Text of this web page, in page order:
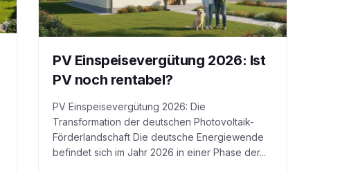
PV Einspeisevergütung 2026: Ist
PV noch rentabel?
PV Einspeisevergütung 2026: Die
Transformation der deutschen Photovoltaik-
Förderlandschaft Die deutsche Energiewende
befindet sich im Jahr 2026 in einer Phase der...